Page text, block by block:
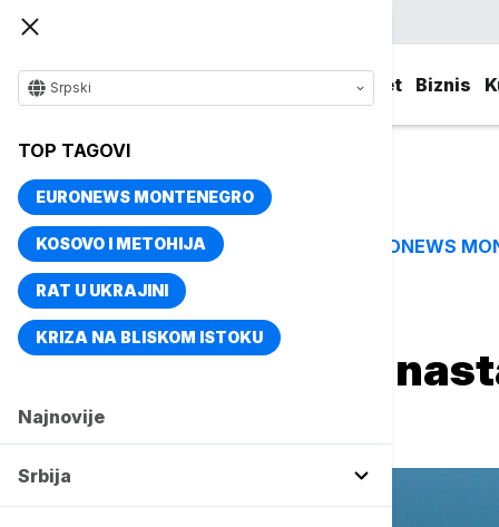
Svet Biznis
Srpski
TOP TAGOVI
EURONEWS MONTENEGRO
KOSOVO I METOHIJA
RAT U UKRAJINI
KRIZA NA BLISKOM ISTOKU
Najnovije
Srbija
TOP TAGOVI EURONEWS
Naslovna Biznis
EPS od 1. marta
"Bajina Bašta"